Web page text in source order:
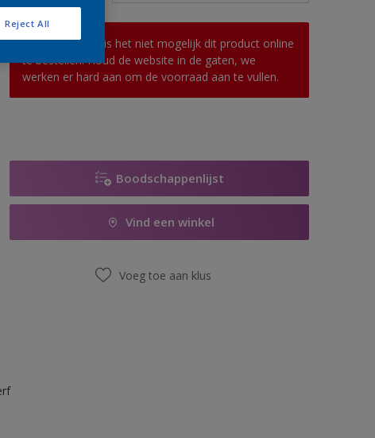
10 L
Op dit moment is het niet mogelijk dit product online
te bestellen. Houd de website in de gaten, we
werken er hard aan om de voorraad aan te vullen.
Boodschappenlijst
Vind een winkel
Voeg toe aan klus
Reject All